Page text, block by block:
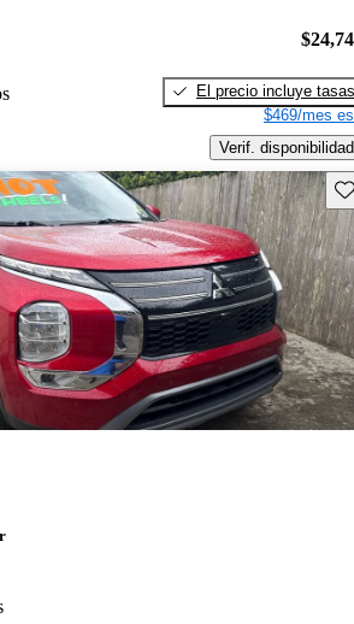
El precio incluye tasas
$469/mes
Verif. disponibilidad